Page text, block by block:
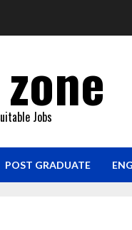
Jobs
POST GRADUATE